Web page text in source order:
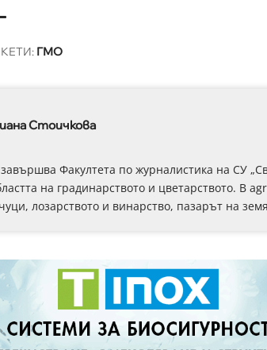
ГМО
Стоичкова
Факултета по журналистика на СУ
на градинарството и цветарството. В
лозарството и винарство, пазарът на